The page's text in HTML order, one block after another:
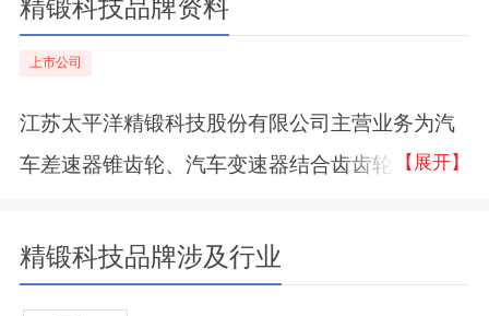
精锻科技品牌资料
上市公司
江苏太平洋精锻科技股份有限公司主营业务为汽
车差速器锥齿轮、汽车变速器结合齿齿轮、汽车
器齿圈、离合器驱动盘毂类零件、驻车齿轮、新
能源汽车用电机轴和差速器总成、高端农业机械
【展开】
精锻科技品牌涉及行业